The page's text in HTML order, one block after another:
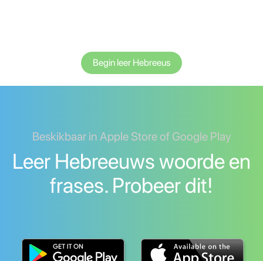
Begin leer Hebreeus
Beskikbaar in Apple Store of Google Play
Leer Hebreeuws woorde en
frases. Probeer dit!